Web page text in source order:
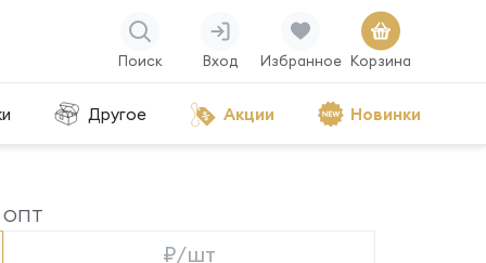
Поиск Вход Избранное Корзина
Другое Акции Новинки
ОПТ
₽/шт